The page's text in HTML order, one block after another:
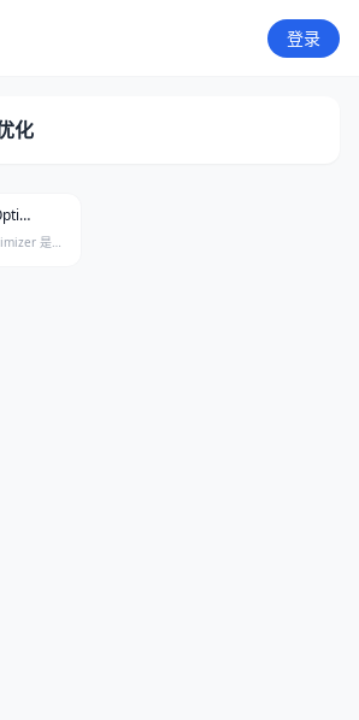
登录
化
Query Fan-Out Optimizer
Query Fan-Out Optimizer 是一个揭示大语言模型（LLM）在检索和引用网络来源时所使用的隐含子查询的工具。